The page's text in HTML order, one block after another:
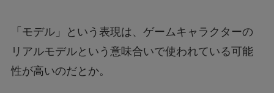
「モデル」という表現は、ゲームキャラクターの
リアルモデルという意味合いで使われている可能
性が高いのだとか。